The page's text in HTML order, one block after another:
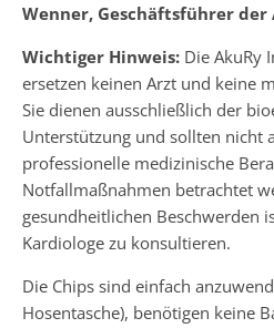
Wenner, Geschäftsführer der
Wichtiger Hinweis: Die AkuRy
ersetzen keinen Arzt und keine
Sie dienen ausschließlich der
Unterstützung und sollten nicht
professionelle medizinische
Notfallmaßnahmen betrachtet
gesundheitlichen Beschwerden
Kardiologe zu konsultieren.
Die Chips sind einfach
Hosentasche), benötigen keine